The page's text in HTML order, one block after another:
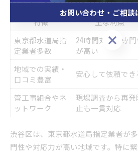
特徴 主な利点
東京都水道局指
定業者多数
24時間対応・専門
が高い
地域での実績・
口コミ豊富
安心して依頼でき
管工事組合やネ
ットワーク
現場調査から再発
止も一貫対応
渋谷区は、東京都水道局指定業者が
門性や対応力が高い地域です。特に
お問い合わせ・ご相談
お問い合わせ・ご相談